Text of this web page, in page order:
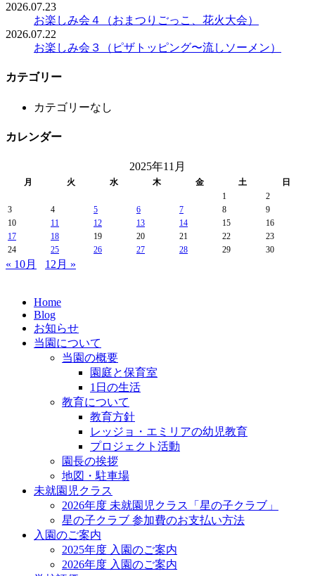
2026.07.23
お楽しみ会４（おまつりごっこ、花火大会）
2026.07.22
お楽しみ会３（ピザトッピング〜流しソーメン）
カテゴリー
カテゴリーなし
カレンダー
2025年11月
月 火 水 木 金 土
日
1
2
3
4 5 6 7 8
9
10
11 12 13 14 15
16
17
18 19 20 21 22
23
24
25 26 27 28 29 30
« 10月 12月 »
Home
Blog
お知らせ
当園について
当園の概要
園庭と保育室
1日の生活
教育について
教育方針
レッジョ・エミリアの幼児教育
プロジェクト活動
園長の挨拶
地図・駐車場
未就園児クラス
2026年度 未就園児クラス「星の子クラブ」
星の子クラブ 参加費のお支払い方法
入園のご案内
2025年度 入園のご案内
2026年度 入園のご案内